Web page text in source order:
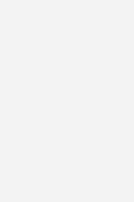
Großanlage mit
des Prototyps der 4,2-Megawatt-